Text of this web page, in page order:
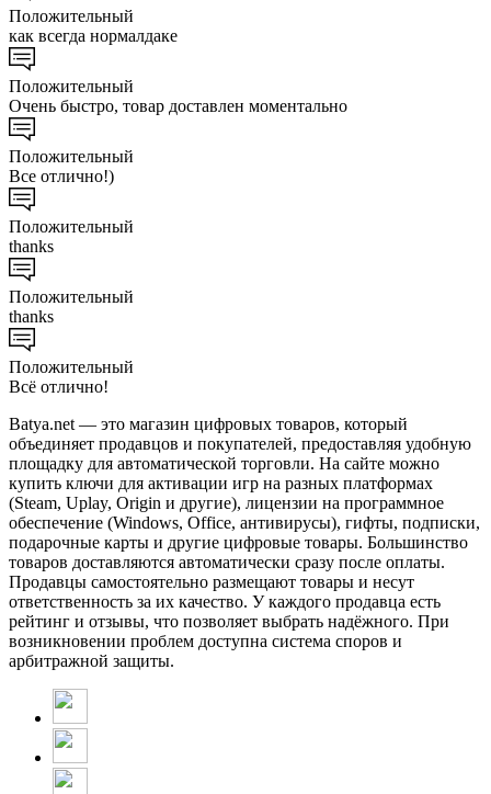
Положительный
как всегда нормалдаке
Положительный
Очень быстро, товар доставлен моментально
Положительный
Все отлично!)
Положительный
thanks
Положительный
thanks
Положительный
Всё отлично!
Batya.net — это магазин цифровых товаров, который
объединяет продавцов и покупателей, предоставляя удобную
площадку для автоматической торговли. На сайте можно
купить ключи для активации игр на разных платформах
(Steam, Uplay, Origin и другие), лицензии на программное
обеспечение (Windows, Office, антивирусы), гифты, подписки,
подарочные карты и другие цифровые товары. Большинство
товаров доставляются автоматически сразу после оплаты.
Продавцы самостоятельно размещают товары и несут
ответственность за их качество. У каждого продавца есть
рейтинг и отзывы, что позволяет выбрать надёжного. При
возникновении проблем доступна система споров и
арбитражной защиты.